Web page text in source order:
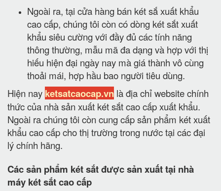
Ngoài ra, tại cửa hàng bán két sắ xuất khẩu
cao cấp, chúng tôi còn có dòng két sắt xuất
khẩu siêu cường với đầy đủ các tính năng
thông thường, mẫu mã đa dạng và hợp với thị
hiếu hiện đại ngày nay mà giá thành vô cùng
thoải mái, hợp hầu bao người tiêu dùng.
Hiện nay ketsatcaocap.vn là địa chỉ website chính
thức của nhà sản xuất két sắt cao cấp xuất khẩu.
Ngoài ra chúng tôi còn cung cấp sản phẩm két xuất
khẩu cao cấp cho thị trường trong nước tại các đại
lý chính hãng.
Các sản phẩm két sắt được sản xuất tại nhà
máy két sắt cao cấp